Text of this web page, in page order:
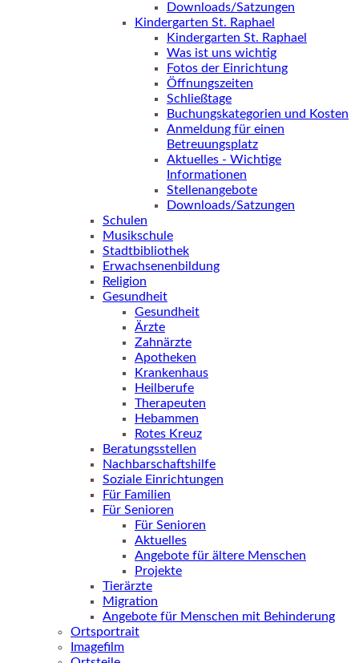
Downloads/Satzungen
Kindergarten St. Raphael
Kindergarten St. Raphael
Was ist uns wichtig
Fotos der Einrichtung
Öffnungszeiten
Schließtage
Buchungskategorien und Kosten
Anmeldung für einen
Betreuungsplatz
Aktuelles - Wichtige
Informationen
Stellenangebote
Downloads/Satzungen
Schulen
Musikschule
Stadtbibliothek
Erwachsenenbildung
Religion
Gesundheit
Gesundheit
Ärzte
Zahnärzte
Apotheken
Krankenhaus
Heilberufe
Therapeuten
Hebammen
Rotes Kreuz
Beratungsstellen
Nachbarschaftshilfe
Soziale Einrichtungen
Für Familien
Für Senioren
Für Senioren
Aktuelles
Angebote für ältere Menschen
Projekte
Tierärzte
Migration
Angebote für Menschen mit Behinderung
Ortsportrait
Imagefilm